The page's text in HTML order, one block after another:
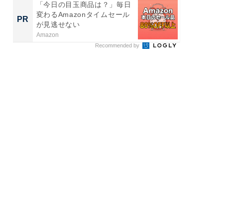
PR
「今日の目玉商品は？」毎日
変わるAmazonタイムセール
が見逃せない
Amazon
Recommended by